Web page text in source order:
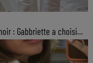
: Gabbriette a choisi...